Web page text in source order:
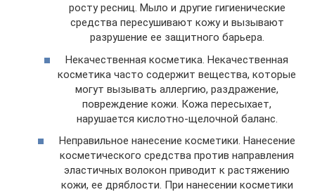
росту ресниц. Мыло и другие гигиенические
средства пересушивают кожу и вызывают
разрушение ее защитного барьера.
Некачественная косметика. Некачественная
косметика часто содержит вещества, которые
могут вызывать аллергию, раздражение,
повреждение кожи. Кожа пересыхает,
нарушается кислотно-щелочной баланс.
Неправильное нанесение косметики. Нанесение
косметического средства против направления
эластичных волокон приводит к растяжению
кожи, ее дряблости. При нанесении косметики